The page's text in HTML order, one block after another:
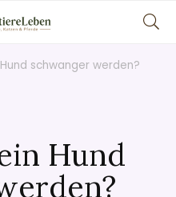
schwanger werden?
Hund